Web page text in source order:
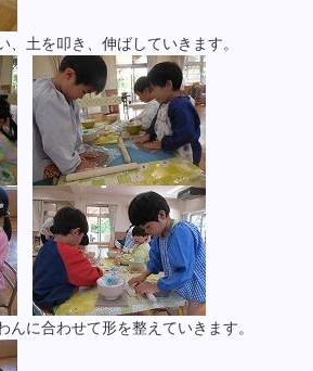
、土を叩き、伸ばしていきます。
んに合わせて形を整えていきます。